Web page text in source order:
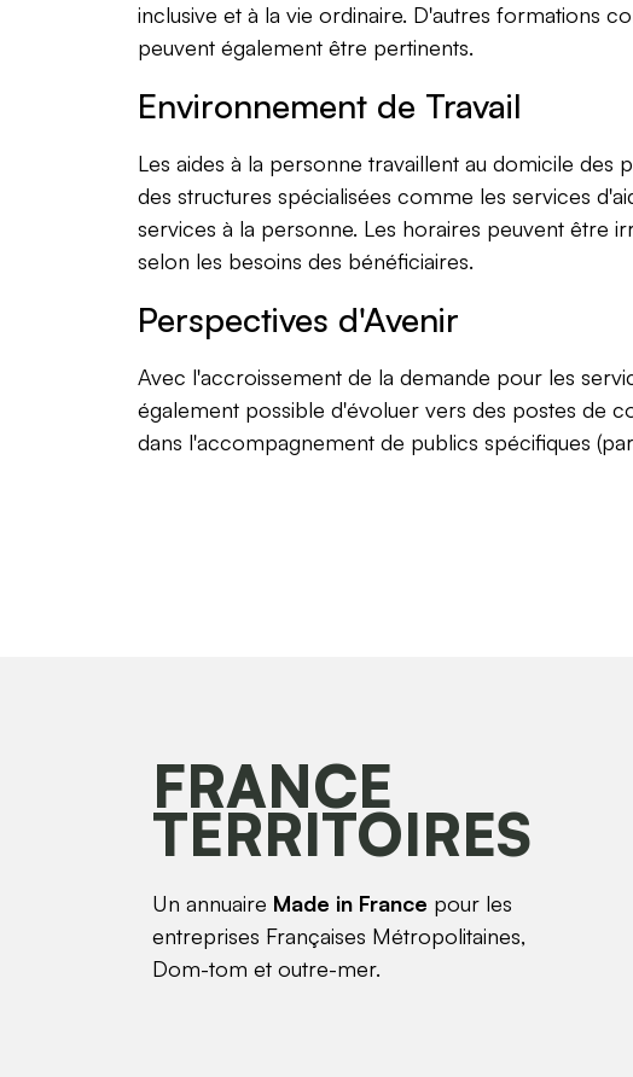
inclusive et à la vie ordinaire. D'autres formations
peuvent également être pertinents.
Environnement de Travail
Les aides à la personne travaillent au domicile
des structures spécialisées comme les services
services à la personne. Les horaires peuvent être
selon les besoins des bénéficiaires.
Perspectives d'Avenir
Avec l'accroissement de la demande pour les
également possible d'évoluer vers des postes de
dans l'accompagnement de publics spécifiques
FRANCE
TERRITOIRES
Un annuaire Made in France pour les
entreprises Françaises Métropolitaines,
Dom-tom et outre-mer.